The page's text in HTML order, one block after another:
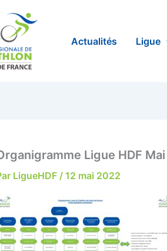
Actualités Ligue
Ligue HDF
LigueHDF / 12 mai 2022